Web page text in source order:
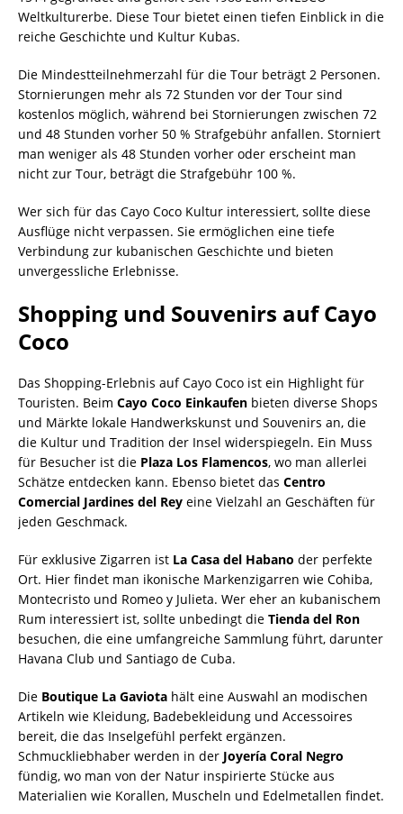
Weltkulturerbe. Diese Tour bietet einen tiefen Einblick in die
reiche Geschichte und Kultur Kubas.
Die Mindestteilnehmerzahl für die Tour beträgt 2 Personen.
Stornierungen mehr als 72 Stunden vor der Tour sind
kostenlos möglich, während bei Stornierungen zwischen 72
und 48 Stunden vorher 50 % Strafgebühr anfallen. Storniert
man weniger als 48 Stunden vorher oder erscheint man
nicht zur Tour, beträgt die Strafgebühr 100 %.
Wer sich für das Cayo Coco Kultur interessiert, sollte diese
Ausflüge nicht verpassen. Sie ermöglichen eine tiefe
Verbindung zur kubanischen Geschichte und bieten
unvergessliche Erlebnisse.
Shopping und Souvenirs auf Cayo
Coco
Das Shopping-Erlebnis auf Cayo Coco ist ein Highlight für
Touristen. Beim Cayo Coco Einkaufen bieten diverse Shops
und Märkte lokale Handwerkskunst und Souvenirs an, die
die Kultur und Tradition der Insel widerspiegeln. Ein Muss
für Besucher ist die Plaza Los Flamencos, wo man allerlei
Schätze entdecken kann. Ebenso bietet das Centro
Comercial Jardines del Rey eine Vielzahl an Geschäften für
jeden Geschmack.
Für exklusive Zigarren ist La Casa del Habano der perfekte
Ort. Hier findet man ikonische Markenzigarren wie Cohiba,
Montecristo und Romeo y Julieta. Wer eher an kubanischem
Rum interessiert ist, sollte unbedingt die Tienda del Ron
besuchen, die eine umfangreiche Sammlung führt, darunter
Havana Club und Santiago de Cuba.
Die Boutique La Gaviota hält eine Auswahl an modischen
Artikeln wie Kleidung, Badebekleidung und Accessoires
bereit, die das Inselgefühl perfekt ergänzen.
Schmuckliebhaber werden in der Joyería Coral Negro
fündig, wo man von der Natur inspirierte Stücke aus
Materialien wie Korallen, Muscheln und Edelmetallen findet.